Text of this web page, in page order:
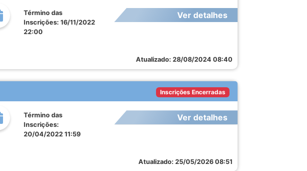
Término das
Inscrições: 16/11/2022
22:00
Ver detalhes
Atualizado: 28/08/2024 08:40
Inscrições Encerradas
Término das
Inscrições:
20/04/2022 11:59
Ver detalhes
Atualizado: 25/05/2026 08:51